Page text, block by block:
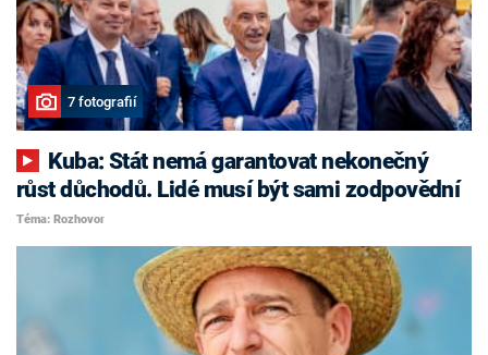
7 fotografií
růst důchodů. Lidé musí být sami zodpovědní
Téma: Rozhovor